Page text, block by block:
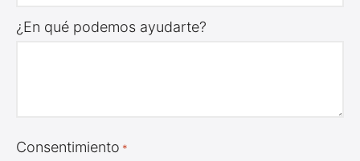
¿En qué podemos ayudarte?
Consentimiento *